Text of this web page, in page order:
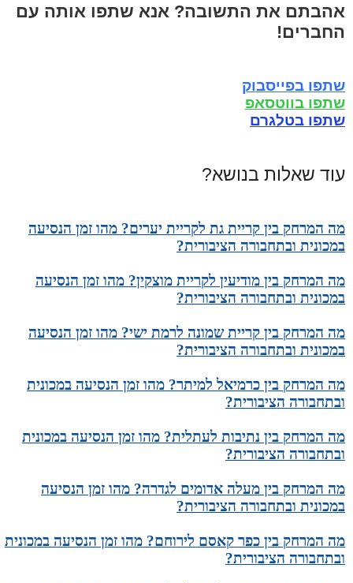
אהבתם את התשובה? אנא שתפו אותה עם
החברים!
שתפו בפייסבוק
שתפו בווטסאפ
שתפו בטלגרם
עוד שאלות בנושא?
מה המרחק בין קריית גת לקריית יערים? מהו זמן הנסיעה
במכונית ובתחבורה הציבורית?
מה המרחק בין מודיעין לקריית מוצקין? מהו זמן הנסיעה
במכונית ובתחבורה הציבורית?
מה המרחק בין קריית שמונה לרמת ישי? מהו זמן הנסיעה
במכונית ובתחבורה הציבורית?
מה המרחק בין כרמיאל למיתר? מהו זמן הנסיעה במכונית
ובתחבורה הציבורית?
מה המרחק בין נתיבות לעתלית? מהו זמן הנסיעה במכונית
ובתחבורה הציבורית?
מה המרחק בין מעלה אדומים לגדרה? מהו זמן הנסיעה
במכונית ובתחבורה הציבורית?
מה המרחק בין כפר קאסם לירוחם? מהו זמן הנסיעה במכונית
ובתחבורה הציבורית?